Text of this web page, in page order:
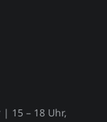
15 – 18 Uhr,